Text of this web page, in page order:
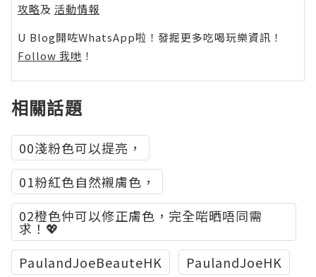
攻略及 活動情報
U Blog開咗WhatsApp啦！發掘更多吃喝玩樂資訊！
Follow 我哋 ！
相關話題
00淺粉色可以提亮，
01粉紅色自然襯膚色，
02橙色仲可以修正膚色，完全啱晒唔同需
求！💖
PaulandJoeBeauteHK
PaulandJoeHK